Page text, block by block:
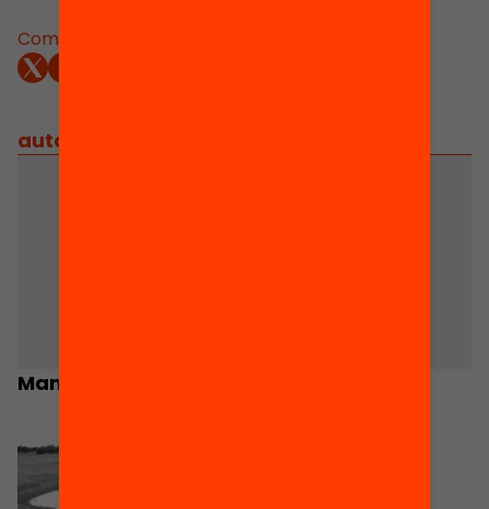
Comparteix:
autors
Manel Merino